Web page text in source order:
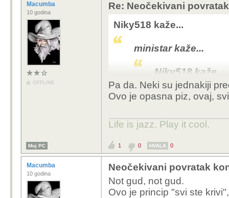
Macumba
10 godina
OFFLINE
Re: Neočekivani
Niky518 kaže...
ministar kaže...
Niky518 kaže...
A jel bi
bla.. što opet
i od poslovnih
Onda prema tome
izuzeti direktore
povjerljivosti,
istraživanjima, ili
Pa da. Neki su jednakiji
Ovo je opasna piz, ovaj,
Life is jazz. Play it cool.
Moj PC 1 0 HVALA 0
Macumba
10 godina
Neočekivani povratak
Not gud, not gud.
Ovo je princip "svi ste